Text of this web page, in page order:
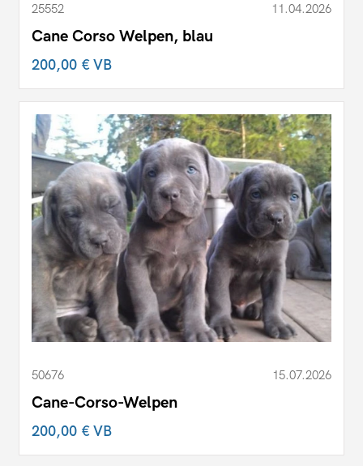
25552 11.04.2026
Cane Corso Welpen, blau
200,00 €VB
50676 15.07.2026
Cane-Corso-Welpen
200,00 €VB